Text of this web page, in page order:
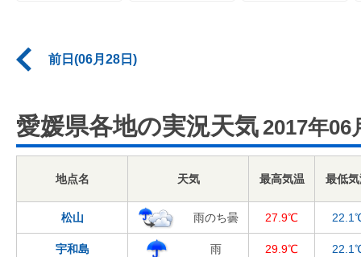
前日(06月28日)
愛媛県各地の実況天気 2017年06
地点名 天気 最高気温 最低
松山 雨のち曇 27.9℃
宇和島 雨 29.9℃